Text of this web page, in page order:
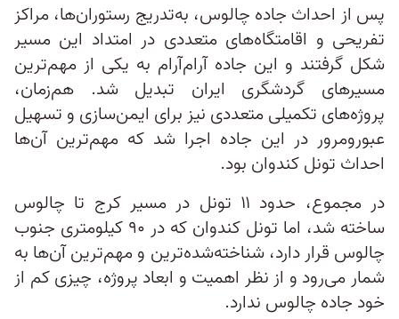
پس از احداث جاده چالوس، به‌تدریج رستوران‌ها، مراکز
تفریحی و اقامتگاه‌های متعددی در امتداد این مسیر
شکل گرفتند و این جاده آرام‌آرام به یکی از مهم‌ترین
مسیرهای گردشگری ایران تبدیل شد. هم‌زمان،
پروژه‌های تکمیلی متعددی نیز برای ایمن‌سازی و تسهیل
عبورومرور در این جاده اجرا شد که مهم‌ترین آن‌ها
احداث تونل کندوان بود.
در مجموع، حدود ۱۱ تونل در مسیر کرج تا چالوس
ساخته شد، اما تونل کندوان که در ۹۰ کیلومتری جنوب
چالوس قرار دارد، شناخته‌شده‌ترین و مهم‌ترین آن‌ها به
شمار می‌رود و از نظر اهمیت و ابعاد پروژه، چیزی کم از
خود جاده چالوس ندارد.